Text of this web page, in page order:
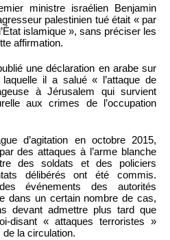
ministre israélien Benjamin
palestinien tué était « par
islamique », sans préciser les
affirmation.
une déclaration en arabe sur
il a salué « l’attaque de
à Jérusalem qui survient
aux crimes de l’occupation
d’agitation en octobre 2015,
des attaques à l’arme blanche
des soldats et des policiers
délibérés ont été commis.
événements des autorités
dans un certain nombre de cas,
devant admettre plus tard que
disant « attaques terroristes »
la circulation.